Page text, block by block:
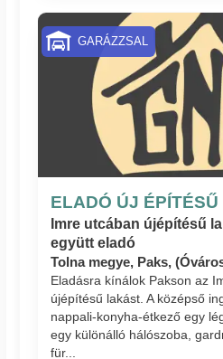
ELADÓ ÚJ
Imre utcában újépítésű
együtt eladó
Tolna megye, Paks,
Eladásra kínálok Pakson az
újépítésű lakást. A középső
nappali-konyha-étkező egy
egy különálló hálószoba,
für...
GARÁZZSAL